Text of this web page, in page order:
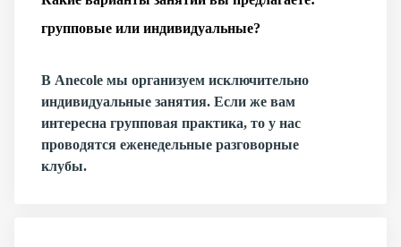
групповые или индивидуальные?
В Anecole мы организуем исключительно
индивидуальные занятия. Если же вам
интересна групповая практика, то у нас
проводятся еженедельные разговорные
клубы.